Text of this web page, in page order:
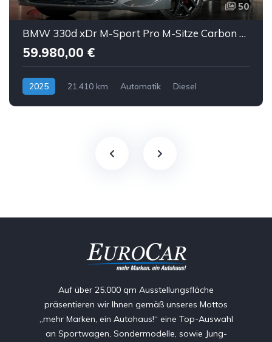
50
BMW 330d xDr M-Sport Pro M-Sitze Carbon Sthz ACC AHK
59.980,00 €
2025 21.410 km Automatik Diesel
Auf über 25.000 qm Ausstellungsfläche
präsentieren wir Ihnen gemäß unseres Mottos
„mehr Marken, ein Autohaus!“ eine Top-Auswahl
an Sportwagen, Sondermodelle, sowie Jung-